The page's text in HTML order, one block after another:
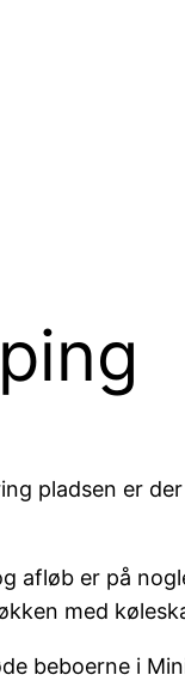
pladsen er
afløb er på
med
beboerne i